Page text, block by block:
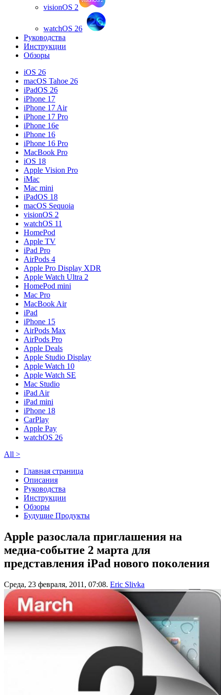
visionOS 2
watchOS 26
Руководства
Инструкции
Обзоры
iOS 26
macOS Tahoe 26
iPadOS 26
iPhone 17
iPhone 17 Air
iPhone 17 Pro
iPhone 16e
iPhone 16
iPhone 16 Pro
MacBook Pro
iOS 18
Apple Vision Pro
iMac
Mac mini
iPadOS 18
macOS Sequoia
visionOS 2
watchOS 11
HomePod
Apple TV
iPad Pro
AirPods 4
Apple Pro Display XDR
Apple Watch Ultra 2
HomePod mini
Mac Pro
MacBook Air
iPad
iPhone 15
AirPods Max
AirPods Pro
Apple Deals
Apple Studio Display
Apple Watch 10
Apple Watch SE
Mac Studio
iPad Air
iPad mini
iPhone 18
CarPlay
Apple Pay
watchOS 26
All >
Главная страница
Описания
Руководства
Инструкции
Обзоры
Будущие Продукты
Apple разослала приглашения на
медиа-событие 2 марта для
представления iPad нового поколения
Среда, 23 февраля, 2011, 07:08. Eric Slivka